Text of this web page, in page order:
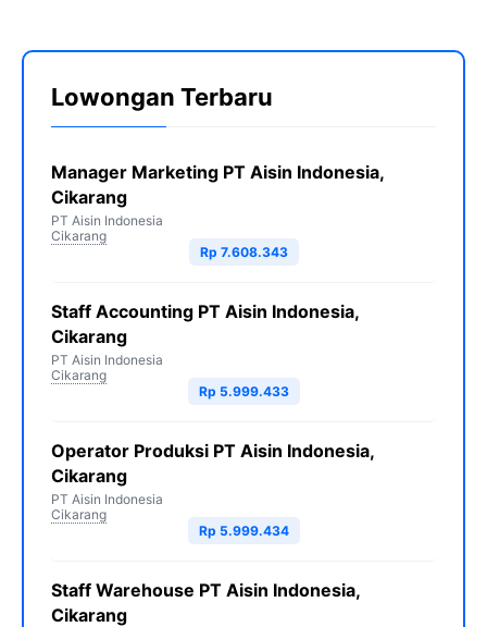
Lowongan Terbaru
Manager Marketing PT Aisin Indonesia,
Cikarang
PT Aisin Indonesia
Cikarang
Rp 7.608.343
Staff Accounting PT Aisin Indonesia,
Cikarang
PT Aisin Indonesia
Cikarang
Rp 5.999.433
Operator Produksi PT Aisin Indonesia,
Cikarang
PT Aisin Indonesia
Cikarang
Rp 5.999.434
Staff Warehouse PT Aisin Indonesia,
Cikarang